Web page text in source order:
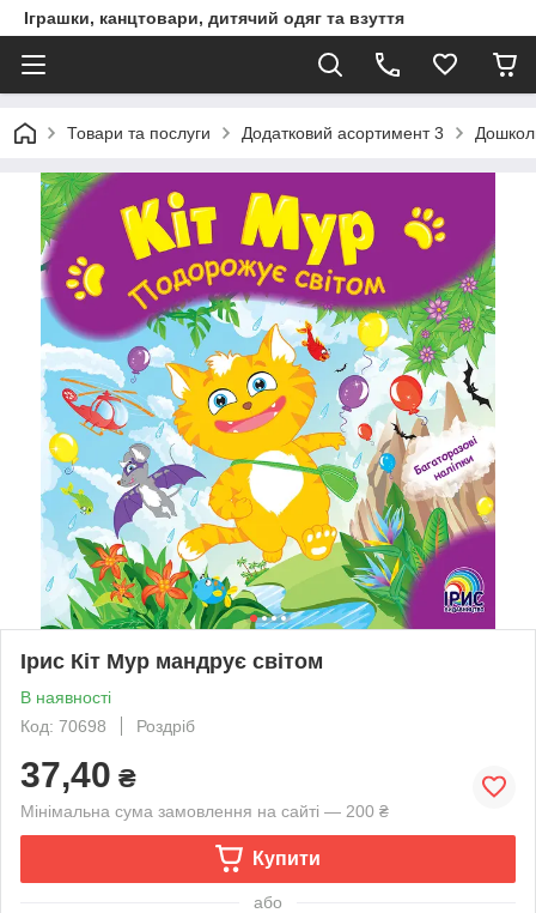
Іграшки, канцтовари, дитячий одяг та взуття
Товари та послуги Додатковий асортимент 3
Ірис Кіт Мур мандрує світом
В наявності
Код: 70698
Роздріб
37,40 ₴
Мінімальна сума замовлення на сайті — 200 ₴
Купити
або